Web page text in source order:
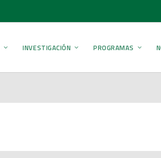
INVESTIGACIÓN PROGRAMAS